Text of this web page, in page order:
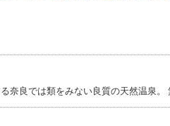
ＬＳ（カンデオホテルズ）奈良橿原
）
良県】
奈良では類をみない良質の天然温泉。